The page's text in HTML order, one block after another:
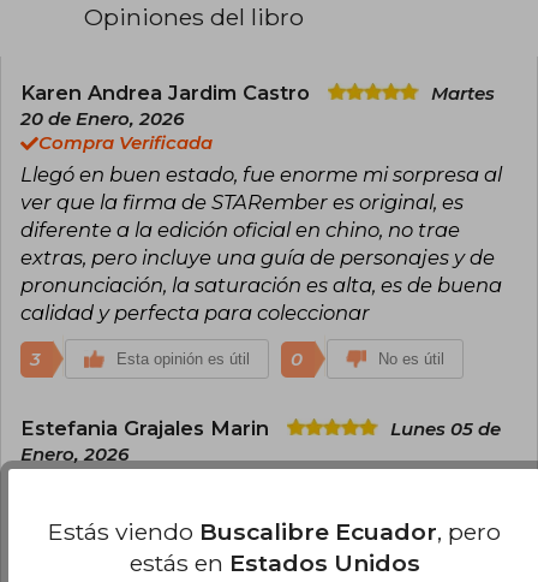
género bastante polémico en China con
chino) y que comenzó su carrera tras aficionarse
al boy’s love al leer un fanfic de D. Gray-Man en
la escuela secundaria.
Son sus populares novelas, tres en total
publicadas y terminadas (The Scum Villain’s Self-
Saving System, Grandmaster of Demonic
Cultivation y Heaven Official’s Blessing),
disponibles tanto en formato online como en
físico por la editorial china PINSIN STUDIO
(pasadas por el filtro de la censura). Cada una de
sus novelas cuenta con varias adaptaciones al
comic (manhua), animación (donghua) e,
incluso, series de acción real.
Opiniones del libro
Karen Andrea Jardim Castro
Martes
20 de Enero, 2026
Compra Verificada
Llegó en buen estado, fue enorme mi sorpresa al
ver que la firma de STARember es original, es
diferente a la edición oficial en chino, no trae
extras, pero incluye una guía de personajes y de
pronunciación, la saturación es alta, es de buena
calidad y perfecta para coleccionar
3 Esta opinión es útil 0 No es útil
Estefania Grajales Marin
Lunes 05 de
Enero, 2026
Esta opinión es útil 0 No es útil
Estás viendo Buscalibre Ecuador, pero
estás en Estados Unidos